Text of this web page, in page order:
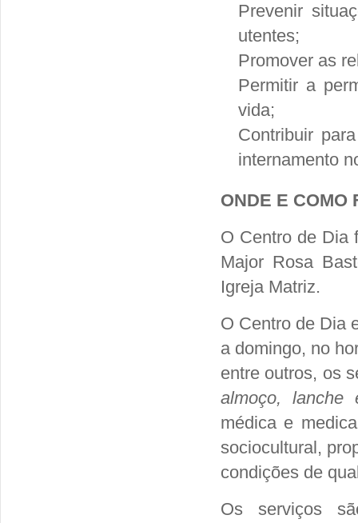
Prevenir
utentes;
Promover as
Permitir a
vida;
Contribuir
internamento
ONDE E COMO
O Centro de Dia
Major Rosa
Igreja Matriz.
O Centro de Dia
a domingo, no
entre outros, os
almoço, lanche
médica e
sociocultural,
condições de
Os serviços